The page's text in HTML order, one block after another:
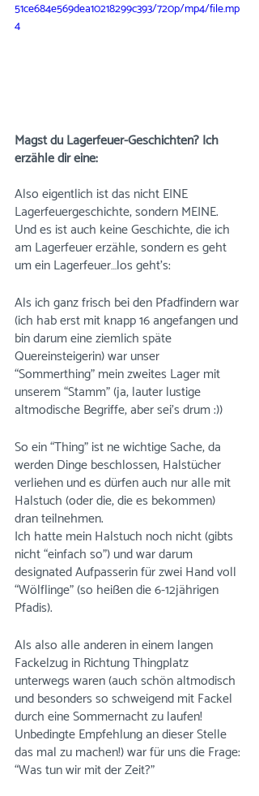
51ce684e569dea10218299c393/720p/mp4/file.mp
4
Magst du Lagerfeuer-Geschichten? Ich
erzähle dir eine:
Also eigentlich ist das nicht EINE
Lagerfeuergeschichte, sondern MEINE.
Und es ist auch keine Geschichte, die ich
am Lagerfeuer erzähle, sondern es geht
um ein Lagerfeuer…los geht’s:
Als ich ganz frisch bei den Pfadfindern war
(ich hab erst mit knapp 16 angefangen und
bin darum eine ziemlich späte
Quereinsteigerin) war unser
“Sommerthing” mein zweites Lager mit
unserem “Stamm” (ja, lauter lustige
altmodische Begriffe, aber sei’s drum :))
So ein “Thing” ist ne wichtige Sache, da
werden Dinge beschlossen, Halstücher
verliehen und es dürfen auch nur alle mit
Halstuch (oder die, die es bekommen)
dran teilnehmen.
Ich hatte mein Halstuch noch nicht (gibts
nicht “einfach so”) und war darum
designated Aufpasserin für zwei Hand voll
“Wölflinge” (so heißen die 6-12jährigen
Pfadis).
Als also alle anderen in einem langen
Fackelzug in Richtung Thingplatz
unterwegs waren (auch schön altmodisch
und besonders so schweigend mit Fackel
durch eine Sommernacht zu laufen!
Unbedingte Empfehlung an dieser Stelle
das mal zu machen!) war für uns die Frage:
“Was tun wir mit der Zeit?”